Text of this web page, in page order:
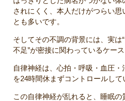
されにくく、本人だけがつらい思
とも多いです。
そしてその不調の背景には、実は
不足”が密接に関わっているケース
自律神経は、心拍・呼吸・血圧
を24時間休まずコントロールして
この自律神経が乱れると、睡眠